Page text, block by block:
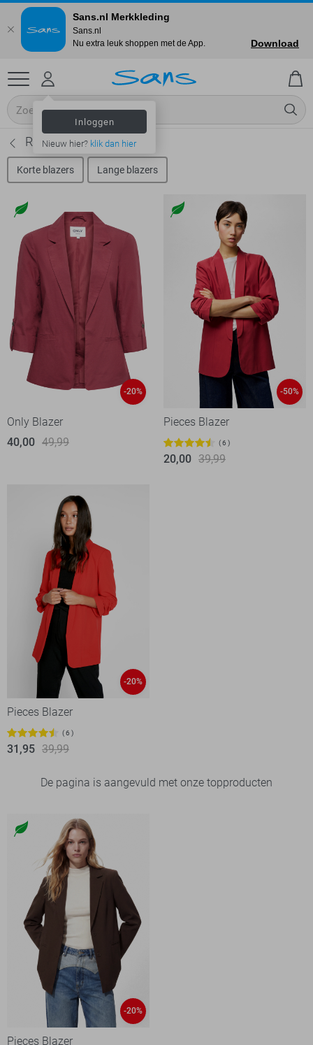
Inloggen
Nieuw hier? klik dan hier
Rode blazers
Korte blazers Lange blazers
-20%
Only Blazer
40,00 49,99
-50%
Pieces Blazer
6
20,00 39,99
-20%
Pieces Blazer
6
31,95 39,99
De pagina is aangevuld met onze topproducten
-20%
Pieces Blazer
Sans.nl Merkkleding
Sans.nl
Nu extra leuk shoppen met de App.
Download